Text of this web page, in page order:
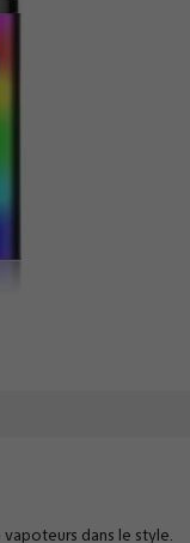
dans le style.